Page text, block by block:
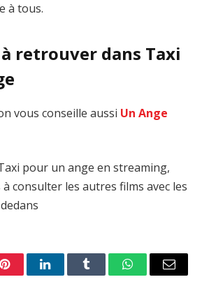
à tous.
retrouver dans Taxi
vous conseille aussi Un Ange
pour un ange en streaming,
à consulter les autres films avec les
PinterestLinkedInTumblr WhatsAppEmail